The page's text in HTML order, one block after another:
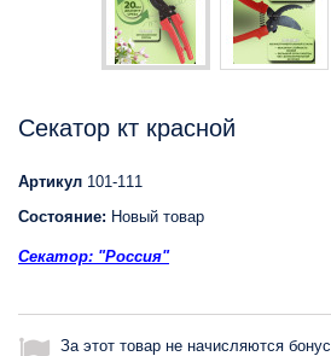
Секатор кт красной
Артикул 101-111
Состояние: Новый товар
Секатор: "Россия"
За этот товар не начисляются